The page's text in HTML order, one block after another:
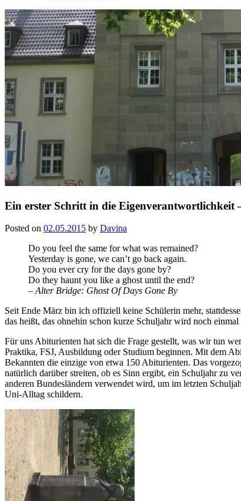
Ein erster Schritt in die Eigenverantwortlichkeit
Posted on 02.05.2015 by Davina
Do you feel the same for what was remained?
Yesterday is gone, we can’t go back again.
Do you ever cry for the days gone by?
Do they haunt you like a ghost until the end?
– Alter Bridge: Ghost Of Days Gone By
Seit Ende März bin ich offiziell keine Schülerin mehr,
das heißt, das ohnehin schon kurze Schuljahr wird noch
Für uns Abiturienten hat sich die Frage gestellt, was wir tun
Praktika, FSJ, Ausbildung oder Studium beginnen. Mit dem
Bekannten die einzige von etwa 150 Abiturienten. Das
natürlich darüber streiten, ob es Sinn ergibt, ein Schuljahr zu
anderen Bundesländern verwendet wird, um im letzten
Uni-Alltag schildern.